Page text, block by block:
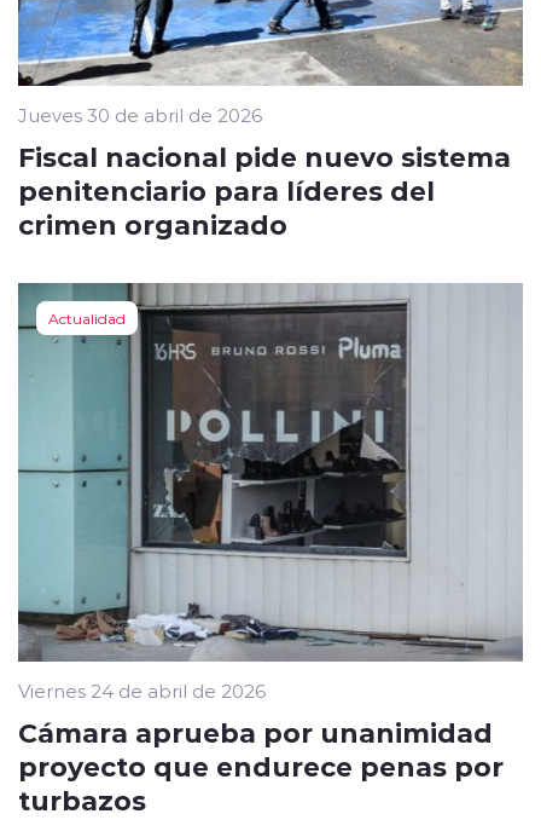
Jueves 30 de abril de 2026
Fiscal nacional pide nuevo sistema
penitenciario para líderes del
crimen organizado
Actualidad
Viernes 24 de abril de 2026
Cámara aprueba por unanimidad
proyecto que endurece penas por
turbazos